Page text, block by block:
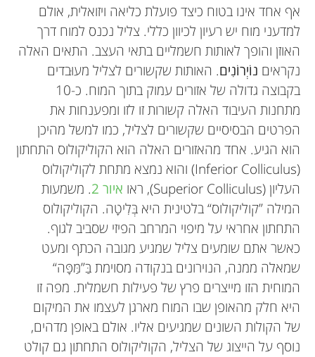
אף אחד אינו בטוח כיצד פועלת כליאה ויזואלית, אולם
למדעני מוח יש רעיון לכיוון כללי. צליל נכנס למוח דרך
האוזן והופך לאותות חשמליים בתאי העצב. התאים האלה
נקראים נוֹיְרוֹנִים. האותות שקשורים לצליל מעוּבדים
בקבוצה גדולה של אזורים עמוק בתוך המוח. כ-10
מתחנות העיבוד האלה קשורות זו לזו ומפענחות את
הפרטים הבסיסיים שקשורים לצליל, כמו למשל מהיכן
הוא הגיע. אחד מהאזורים האלה הוא הקוליקולוס התחתון
(Inferior Colliculus) והוא נמצא מתחת לקוליקולוס
העליון (Superior Colliculus), ראו
איור 2
. משמעות
המילה ”קוליקולוס“ בלטינית היא בְּלִיטָה. הקוליקולוס
התחתון אחראי על מיפוי המרחב הפיזי שסביב לגוף.
כאשר אתם שומעים צליל שמגיע מגובה הכתף ומעט
שמאלה ממנה, הנוירונים בנקודה מסוימת בַּ”מַּפָּה“
המוחית הזו מייצרים פרץ של פעילות חשמלית. מפה זו
היא חלק מהאופן שבו המוח מארגן לעצמו את המיקום
של הקולות השונים שמגיעים אליו. אולם באופן מדהים,
נוסף על הייצוג של הצליל, הקוליקולוס התחתון גם קולט